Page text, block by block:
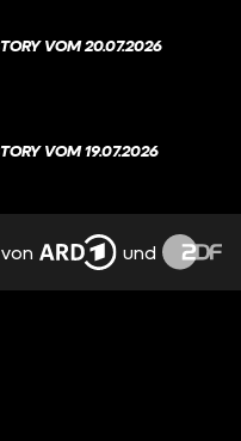
VOM 20.07.2026
VOM 19.07.2026
VOM 18.07.2026
und